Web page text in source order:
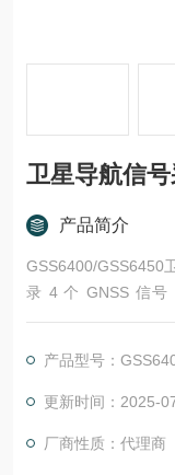
卫星导航信
产品简介
GSS6400/GSS6450
录 4 个 GNSS 信号
S) 频率：
产品型号：
更新时间：2025-
厂商性质：代理商